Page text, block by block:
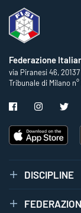
Federazione
via Piranesi 46,
Tribunale di Milano n°
DISCIPLINE